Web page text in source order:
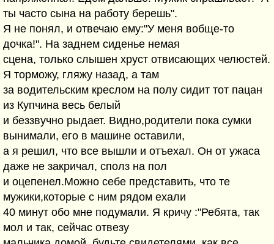
ты часто сына на работу берешь".
Я не понял, и отвечаю ему:"У меня вобще-то
дочка!". На заднем сиденье немая
сцена, только слышен хруст отвисающих челюстей.
Я торможу, гляжу назад, а там
за водительским креслом на полу сидит тот пацан
из Купчина весь белый
и беззвучно рыдает. Видно,родители пока сумки
вынимали, его в машине оставили,
а я решил, что все вышли и отъехал. Он от ужаса
даже не закричал, сполз на пол
и оцепенел.Можно себе представить, что те
мужики,которые с ним рядом ехали
40 минут обо мне подумали. Я кричу :"Ребята, так
мол и так, сейчас отвезу